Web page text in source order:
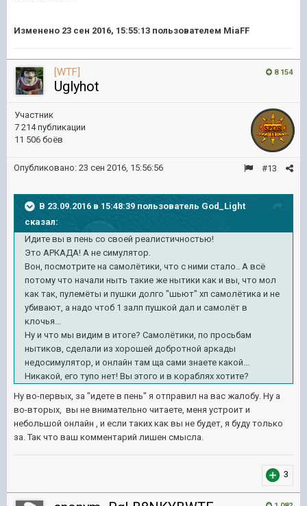
Изменено 23 сен 2016, 15:55:13 пользователем MiaFF
8 154
[WTF]
Uglyhot
Участник
7 214 публикации
11 506 боёв
#13
Опубликовано: 23 сен 2016, 15:56:56
В 23.09.2016 в 15:48:39 пользователь God_Light
сказал:
Идите вы в пень со своей реалистичностью!
Это АРКАДА! А не симулятор.
Вон, посмотрите на самолётики, что с ними стало.. А всё
потому что начали ныть такие же нытики как и вы, что мол
как так, пулемёты и пушки долго "шьют" хп самолётика и не
убивают, а надо чтоб 1 залп пушкой дал и самолёт в
клочья...
Ну и что мы видим в итоге? Самолётики, по просьбам
нытиков, сделали из хорошей добротной аркады
недосимулятор, и онлайн там ща сами знаете какой...
Никакой, его тупо нет! Вы этого и в кораблях хотите?
Ну во-первых, за "идете в пень" я отправил на вас жалобу. Ну а
во-вторых, вы не внимательно читаете, меня устроит и
небольшой онлайн , и если таких как вы не будет, я буду только
за. Так что ваш комментарий лишен смысла.
3